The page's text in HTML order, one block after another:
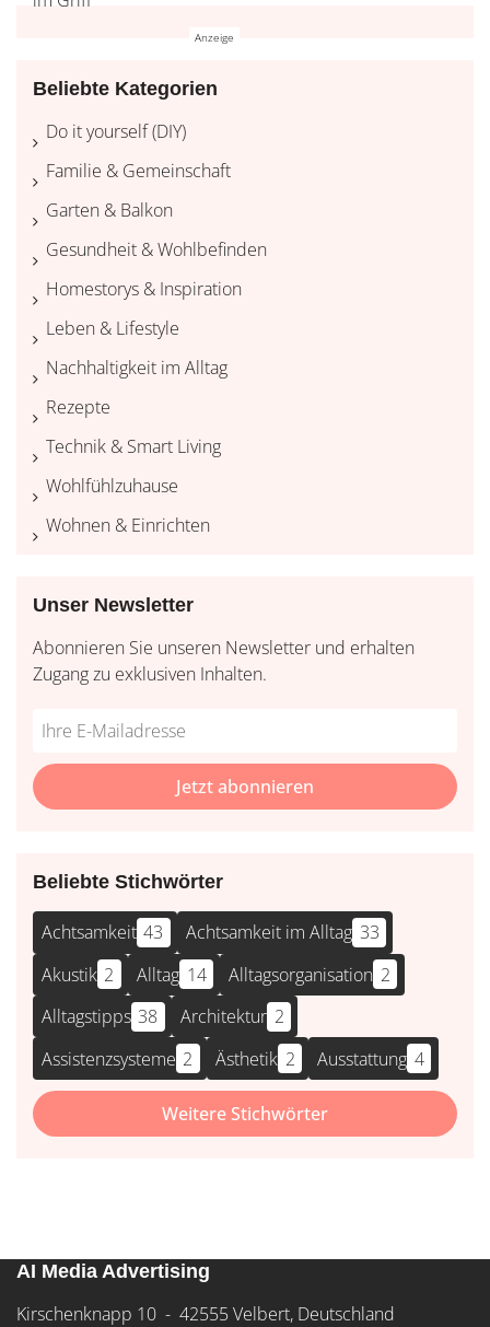
Beliebte Kategorien
Do it yourself (DIY)
Familie & Gemeinschaft
Garten & Balkon
Gesundheit & Wohlbefinden
Homestorys & Inspiration
Leben & Lifestyle
Nachhaltigkeit im Alltag
Rezepte
Technik & Smart Living
Wohlfühlzuhause
Wohnen & Einrichten
Unser Newsletter
Abonnieren Sie unseren Newsletter und erhalten
Zugang zu exklusiven Inhalten.
Do
fill
this
*Ihre
Mailadresse:
Jetzt abonnieren
Beliebte Stichwörter
Achtsamkeit 43 Achtsamkeit im Alltag 33
Akustik 2 Alltag 14 Alltagsorganisation 2
Alltagstipps 38 Architektur 2
Assistenzsysteme 2 Ästhetik 2 Ausstattung 4
Weitere Stichwörter
AI Media Advertising
Kirschenknapp 10 - 42555 Velbert, Deutschland